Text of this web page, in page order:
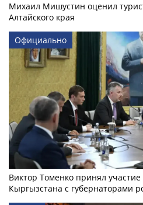
Михаил Мишустин оценил
Алтайского края
Официально
Виктор Томенко принял
Кыргызстана с губернаторами